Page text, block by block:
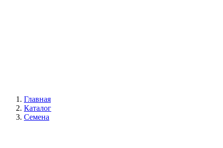
Главная
Каталог
Семена